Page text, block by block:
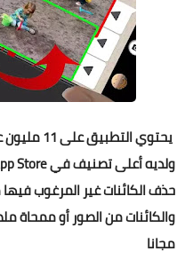
يحتوي
حذف الكائنات غير المرغوب
والكائنات من الصور أو ممحاة
مجانا